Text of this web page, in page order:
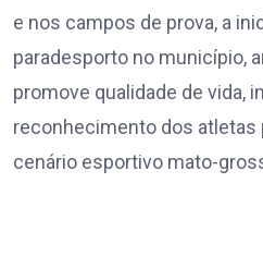
e nos campos de prova, a
paradesporto no município,
promove qualidade de vida,
reconhecimento dos atletas
cenário esportivo mato-